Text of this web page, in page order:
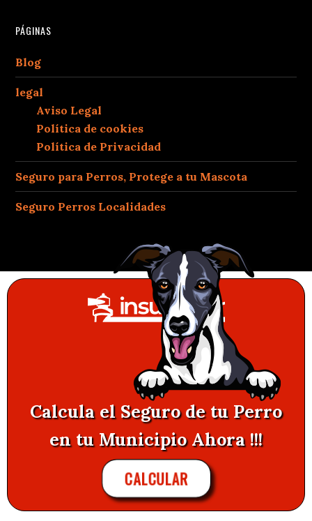
PÁGINAS
Blog
legal
Aviso Legal
Política de cookies
Política de Privacidad
Seguro para Perros, Protege a tu Mascota
Seguro Perros Localidades
Calcula el Seguro de tu Perro
en tu Municipio Ahora !!!
CALCULAR